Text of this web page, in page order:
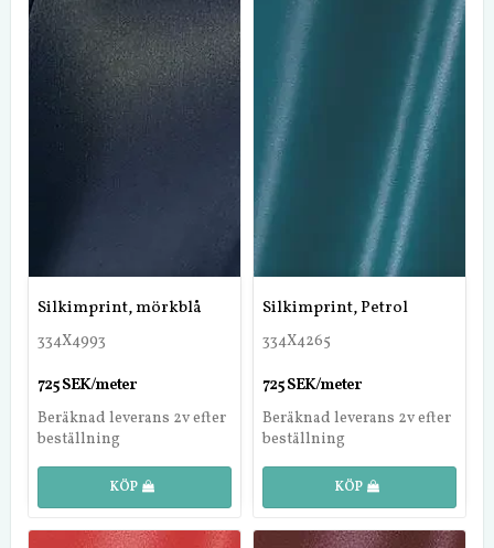
Silkimprint, mörkblå
334X4993
725 SEK/meter
Beräknad leverans 2v efter
beställning
KÖP
Silkimprint, Petrol
334X4265
725 SEK/meter
Beräknad leverans 2v efter
beställning
KÖP